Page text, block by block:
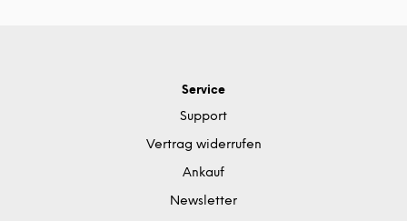
Service
Support
Vertrag widerrufen
Ankauf
Newsletter